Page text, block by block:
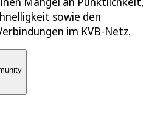
sowie den
im KVB-Netz.